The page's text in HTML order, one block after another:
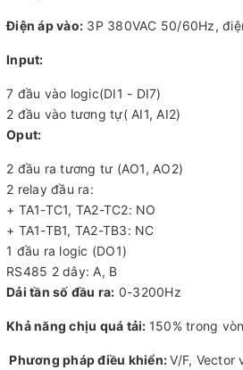
Điện áp vào: 3P 380VAC 50/60Hz,
Input:
7 đầu vào logic(DI1 - DI7)
2 đầu vào tương tự( AI1, AI2)
Oput:
2 đầu ra tương tư (AO1, AO2)
2 relay đầu ra:
+ TA1-TC1, TA2-TC2: NO
+ TA1-TB1, TA2-TB3: NC
1 đầu ra logic (DO1)
RS485 2 dây: A, B
Dải tần số đầu ra: 0-3200Hz
Khả năng chịu quá tải: 150% trong
Phương pháp điều khiển:V/F, Vector